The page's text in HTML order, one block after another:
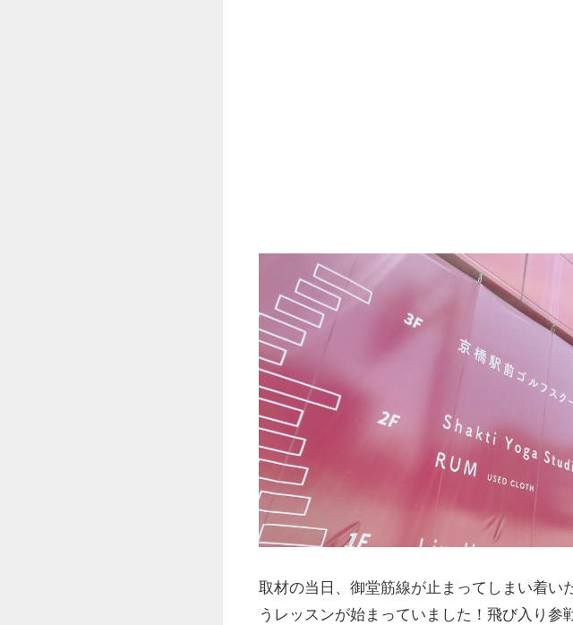
取材の当日、御堂筋線が止まってしまい着い
うレッスンが始まっていました！飛び入り参